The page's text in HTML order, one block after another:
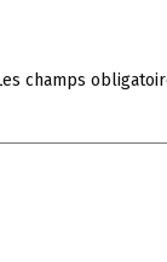
champs